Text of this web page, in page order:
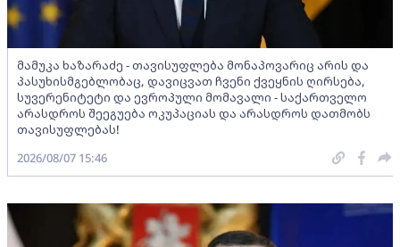
მამუკა ხაზარაძე - თავისუფლება მონაპოვარიც არის და
პასუხისმგებლობაც, დავიცვათ ჩვენი ქვეყნის ღირსება,
სუვერენიტეტი და ევროპული მომავალი - საქართველო
არასდროს შეეგუება ოკუპაციას და არასდროს დათმობს
თავისუფლებას!
2026/08/07 15:46